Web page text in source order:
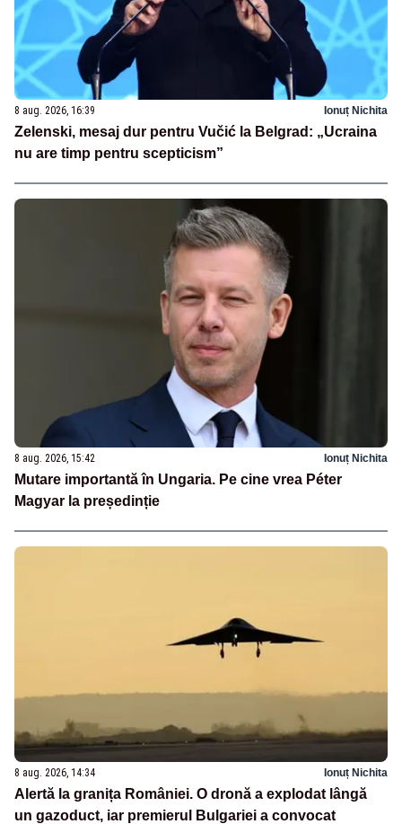
8 aug. 2026, 16:39 Ionuț Nichita
Zelenski, mesaj dur pentru Vučić la Belgrad: „Ucraina
nu are timp pentru scepticism”
8 aug. 2026, 15:42 Ionuț Nichita
Mutare importantă în Ungaria. Pe cine vrea Péter
Magyar la președinție
8 aug. 2026, 14:34 Ionuț Nichita
Alertă la granița României. O dronă a explodat lângă
un gazoduct, iar premierul Bulgariei a convocat